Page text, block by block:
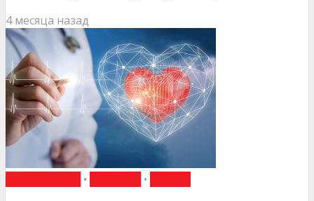
4 месяца назад
• •